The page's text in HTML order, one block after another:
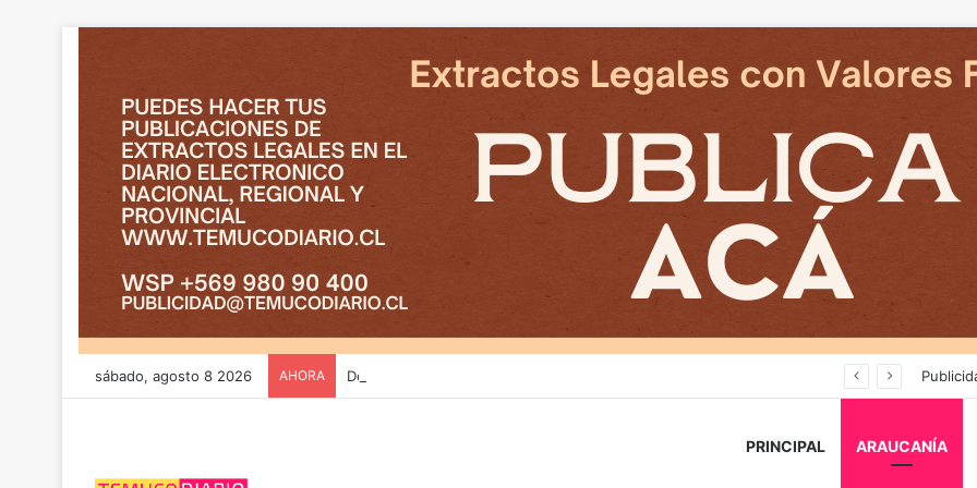
sábado, agosto 8 2026 AHORA
PRINCIPAL ARAUCANÍA